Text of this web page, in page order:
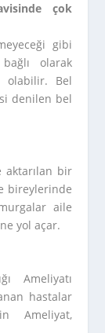
çok
gibi
olarak
olabilir. Bel
denilen bel
aktarılan bir
bireylerinde
aile
yol açar.
Ameliyatı
hastalar
Ameliyat,